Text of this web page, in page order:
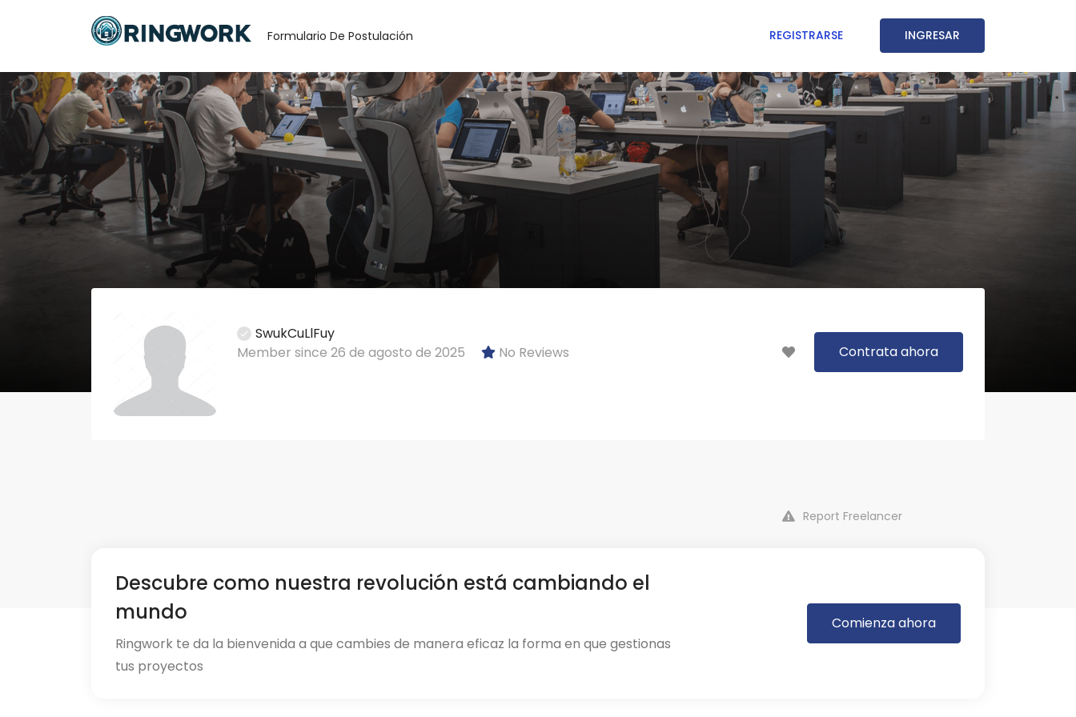
Formulario De Postulación REGISTRARSE INGRESAR
SwukCuLlFuy
Member since 26 de agosto de 2025
No Reviews Contrata ahora
Report Freelancer
Descubre como nuestra revolución está cambiando el
mundo
Ringwork te da la bienvenida a que cambies de manera eficaz la forma en que gestionas
tus proyectos
Comienza ahora